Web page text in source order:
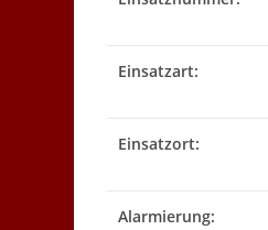
Einsatzart:
Einsatzort:
Alarmierung: